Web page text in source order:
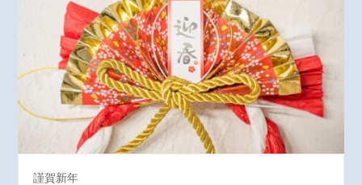
謹賀新年